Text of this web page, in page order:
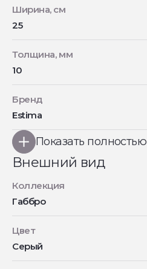
Ширина, см
25
Толщина, мм
10
Бренд
Estima
Показать полностью
Внешний вид
Коллекция
Габбро
Цвет
Серый